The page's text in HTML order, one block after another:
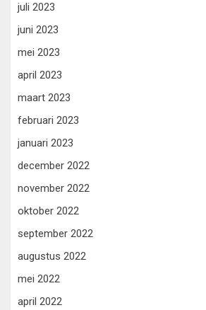
juli 2023
juni 2023
mei 2023
april 2023
maart 2023
februari 2023
januari 2023
december 2022
november 2022
oktober 2022
september 2022
augustus 2022
mei 2022
april 2022